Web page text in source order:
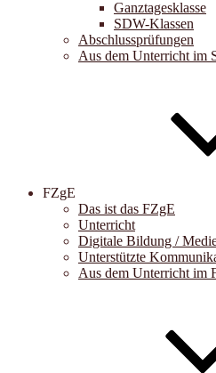
Ganztagesklasse
SDW-Klassen
Abschlussprüfungen
Aus dem Unterricht im
FZgE
Das ist das FZgE
Unterricht
Digitale Bildung /
Unterstützte
Aus dem Unterricht im